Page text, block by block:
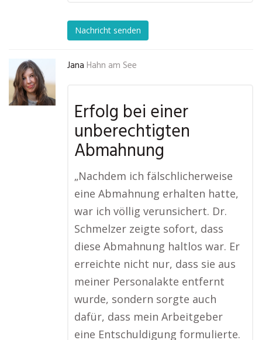
Nachricht senden
Jana Hahn am See
Erfolg bei einer
unberechtigten
Abmahnung
„Nachdem ich fälschlicherweise
eine Abmahnung erhalten hatte,
war ich völlig verunsichert. Dr.
Schmelzer zeigte sofort, dass
diese Abmahnung haltlos war. Er
erreichte nicht nur, dass sie aus
meiner Personalakte entfernt
wurde, sondern sorgte auch
dafür, dass mein Arbeitgeber
eine Entschuldigung formulierte.